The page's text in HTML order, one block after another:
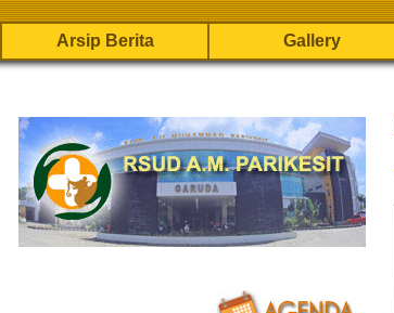
Arsip Berita Gallery